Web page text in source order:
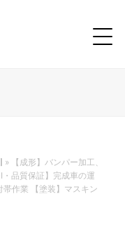
»
【成形】バンパー加⼯、
品質保証】完成⾞の運
作業 【塗装】マスキン